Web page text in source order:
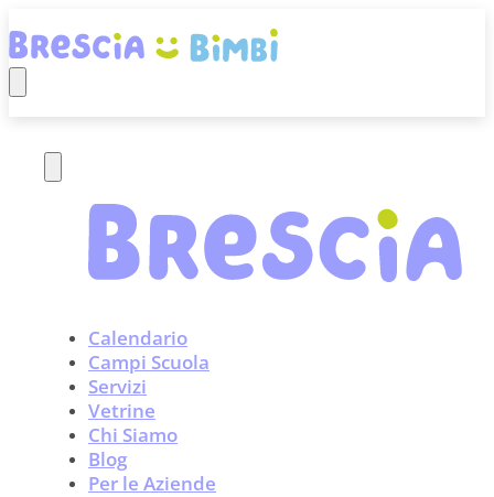
Calendario
Campi Scuola
Servizi
Vetrine
Chi Siamo
Blog
Per le Aziende